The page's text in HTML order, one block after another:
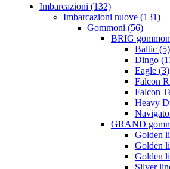
Imbarcazioni (132)
Imbarcazioni nuove (131)
Gommoni (56)
BRIG
Baltic (5)
Dingo
Eagle (3)
Falcon
Falcon
Heavy
GRAND
Golden
Golden
Golden
Silver